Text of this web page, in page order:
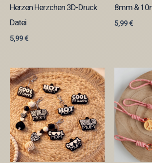
Herzen Herzchen 3D-Druck
Datei
5,99€
8mm &
5,99€